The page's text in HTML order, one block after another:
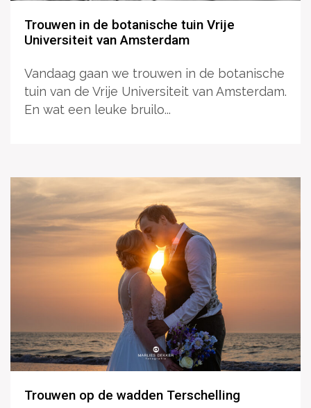
Trouwen in de botanische tuin Vrije
Universiteit van Amsterdam
Vandaag gaan we trouwen in de botanische
tuin van de Vrije Universiteit van Amsterdam.
En wat een leuke bruilo...
Trouwen op de wadden Terschelling